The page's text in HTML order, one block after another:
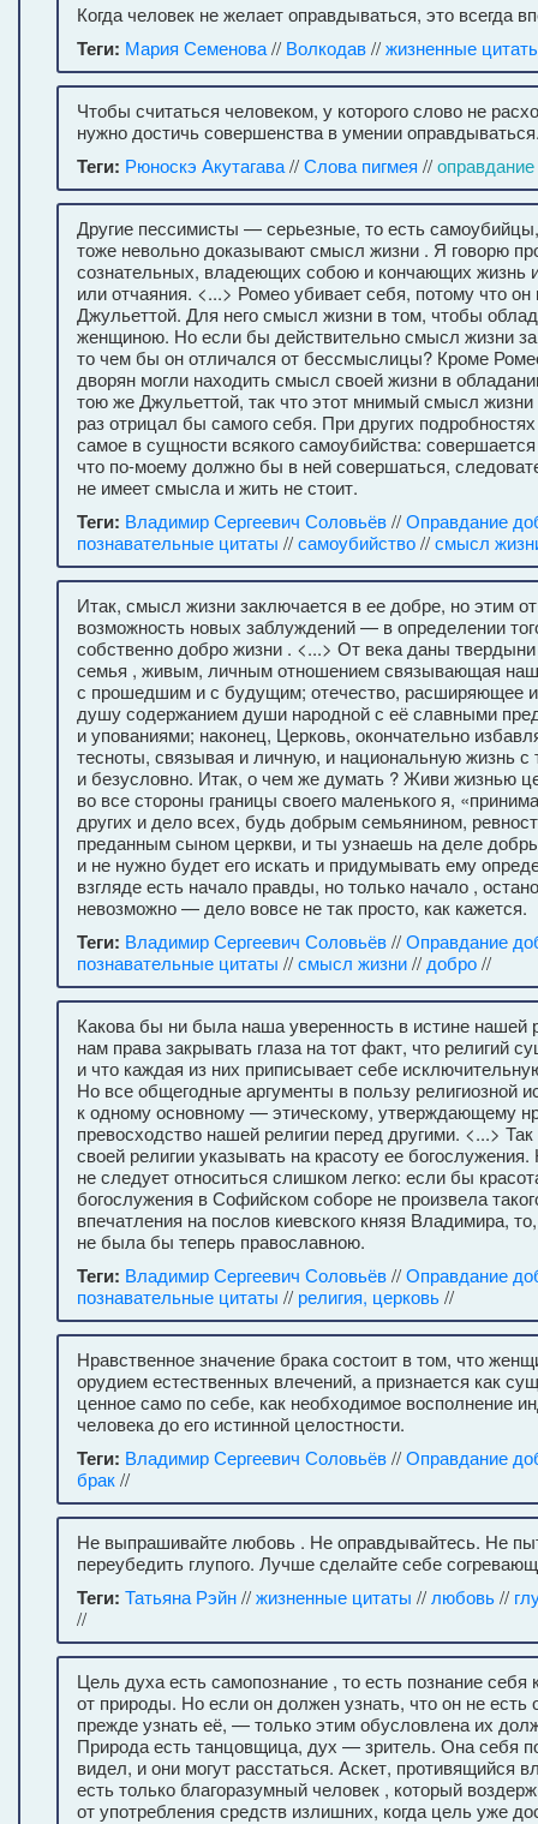
Когда человек не желает оправдываться, это всегда
Теги: Мария Семенова// Волкодав//жизненные
Чтобы считаться человеком, у которого слово не
нужно достичь совершенства в умении
Теги: Рюноскэ Акутагава//Слова пигмея //оправдание
Другие пессимисты — серьезные, то есть
тоже невольно доказывают смысл жизни . Я говорю
сознательных, владеющих собою и кончающих жизнь
или отчаяния. <...> Ромео убивает себя, потому что
Джульеттой. Для него смысл жизни в том, чтобы
женщиною. Но если бы действительно смысл жизни
то чем бы он отличался от бессмыслицы? Кроме
дворян могли находить смысл своей жизни в
тою же Джульеттой, так что этот мнимый смысл жизни
раз отрицал бы самого себя. При других
самое в сущности всякого самоубийства:
что по-моему должно бы в ней совершаться,
не имеет смысла и жить не стоит.
Теги: Владимир Сергеевич Соловьёв//Оправдание
познавательные цитаты //самоубийство//смысл
Итак, смысл жизни заключается в ее добре, но этим
возможность новых заблуждений — в определении
собственно добро жизни . <...> От века даны
семья , живым, личным отношением связывающая
с прошедшим и с будущим; отечество, расширяющее
душу содержанием души народной с её славными
и упованиями; наконец, Церковь, окончательно
тесноты, связывая и личную, и национальную жизнь с
и безусловно. Итак, о чем же думать ? Живи жизнью
во все стороны границы своего маленького я,
других и дело всех, будь добрым семьянином,
преданным сыном церкви, и ты узнаешь на деле
и не нужно будет его искать и придумывать ему
взгляде есть начало правды, но только начало ,
невозможно — дело вовсе не так просто, как кажется.
Теги: Владимир Сергеевич Соловьёв//Оправдание
познавательные цитаты //смысл жизни// добро//
Какова бы ни была наша уверенность в истине нашей
нам права закрывать глаза на тот факт, что религий
и что каждая из них приписывает себе
Но все общегодные аргументы в пользу религиозной
к одному основному — этическому, утверждающему
превосходство нашей религии перед другими. <...>
своей религии указывать на красоту ее богослужения.
не следует относиться слишком легко: если бы
богослужения в Софийском соборе не произвела
впечатления на послов киевского князя Владимира,
не была бы теперь православною.
Теги: Владимир Сергеевич Соловьёв//Оправдание
познавательные цитаты // религия, церковь//
Нравственное значение брака состоит в том, что
орудием естественных влечений, а признается как
ценное само по себе, как необходимое восполнение
человека до его истинной целостности.
Теги: Владимир Сергеевич Соловьёв//Оправдание
брак//
Не выпрашивайте любовь . Не оправдывайтесь. Не
переубедить глупого. Лучше сделайте себе
Теги: Татьяна Рэйн//жизненные цитаты // любовь//
//
Цель духа есть самопознание , то есть познание себя
от природы. Но если он должен узнать, что он не есть
прежде узнать её, — только этим обусловлена их
Природа есть танцовщица, дух — зритель. Она себя
видел, и они могут расстаться. Аскет, противящийся
есть только благоразумный человек , который
от употребления средств излишних, когда цель уже